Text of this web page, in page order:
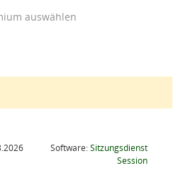
auswählen
Software:Sitzungsdienst
Session(Wird in